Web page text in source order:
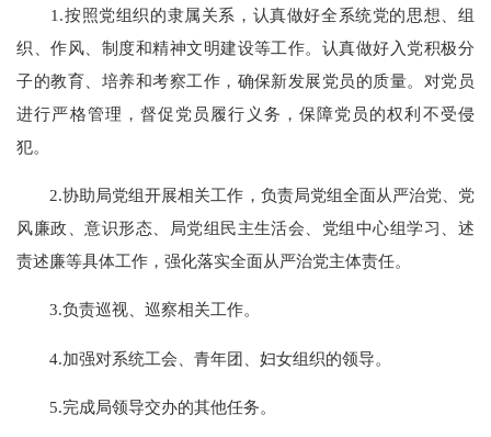
1.按照党组织的隶属关系，认真做好全系统党的思想、组
织、作风、制度和精神文明建设等工作。认真做好入党积极分
子的教育、培养和考察工作，确保新发展党员的质量。对党员
进行严格管理，督促党员履行义务，保障党员的权利不受侵
犯。
2.协助局党组开展相关工作，负责局党组全面从严治党、党
风廉政、意识形态、局党组民主生活会、党组中心组学习、述
责述廉等具体工作，强化落实全面从严治党主体责任。
3.负责巡视、巡察相关工作。
4.加强对系统工会、青年团、妇女组织的领导。
5.完成局领导交办的其他任务。